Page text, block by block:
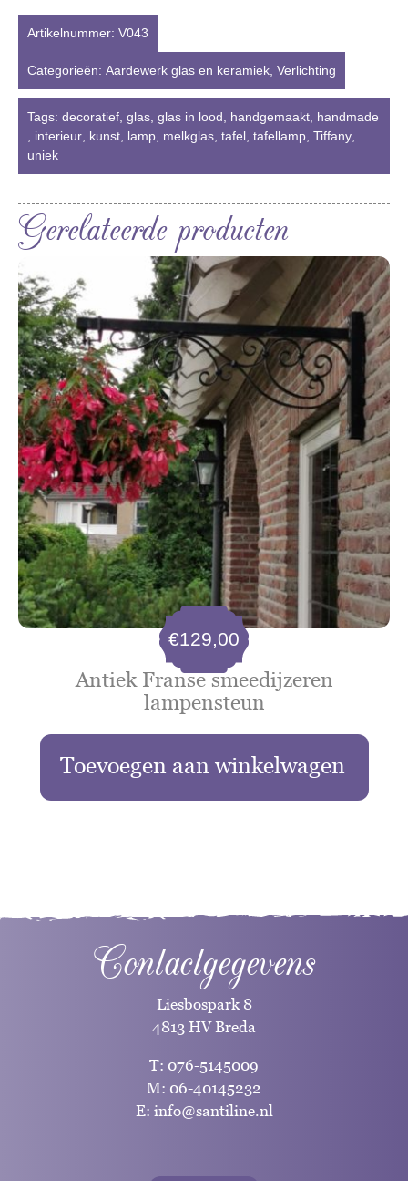
Artikelnummer: V043
Categorieën: Aardewerk glas en keramiek Verlichting
Tags: decoratief glas glas in lood handgemaakt handmade
interieur kunst lamp melkglas tafel tafellamp Tiffany
uniek
Gerelateerde producten
Antiek Franse smeedijzeren
lampensteun
€129,00
Toevoegen aan winkelwagen
Contactgegevens
Liesbospark 8
4813 HV Breda
T: 076-5145009
M: 06-40145232
E: info@santiline.nl